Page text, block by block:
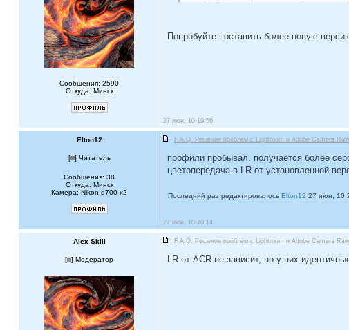
Сообщения: 2590
Откуда: Минск
Попробуйте поставить более новую
27 июн, 10 19:56
Elton12 F.A.Q. Решение проблем c Lightroom и Adobe Camera Raw
[ ] Читатель
Сообщения: 38
Откуда: Минск
Камера: Nikon d700 x2
профили пробывал, получается более
цветопередача в LR от установленной
Последний раз редактировалось Elton12 27 июн, 10
27 июн, 10 20:14
Alex Skill F.A.Q. Решение проблем c Lightroom и Adobe Camera Raw
[ ] Модератор LR от ACR не зависит, но у них